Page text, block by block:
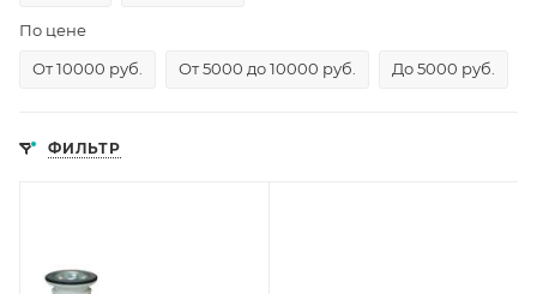
По цене
От 10000 руб.
От 5000 до 10000 руб. До 5000 руб.
ФИЛЬТР